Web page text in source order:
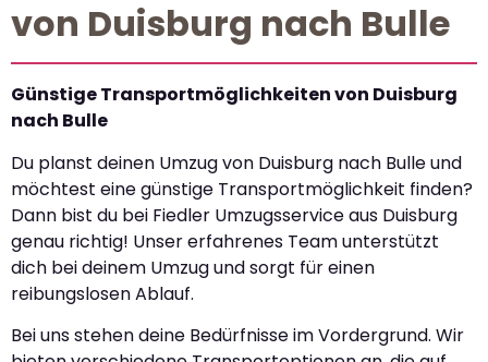
von Duisburg nach Bulle
Günstige Transportmöglichkeiten von Duisburg
nach Bulle
Du planst deinen Umzug von Duisburg nach Bulle und
möchtest eine günstige Transportmöglichkeit finden?
Dann bist du bei Fiedler Umzugsservice aus Duisburg
genau richtig! Unser erfahrenes Team unterstützt
dich bei deinem Umzug und sorgt für einen
reibungslosen Ablauf.
Bei uns stehen deine Bedürfnisse im Vordergrund. Wir